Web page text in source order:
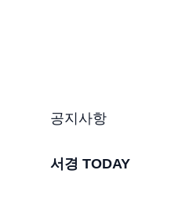
공지사항
서경 TODAY